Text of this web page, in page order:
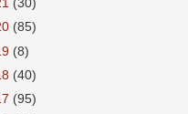
(30)
(85)
(8)
(40)
(95)